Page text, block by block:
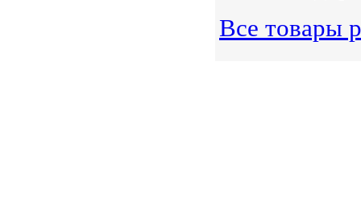
Все товары